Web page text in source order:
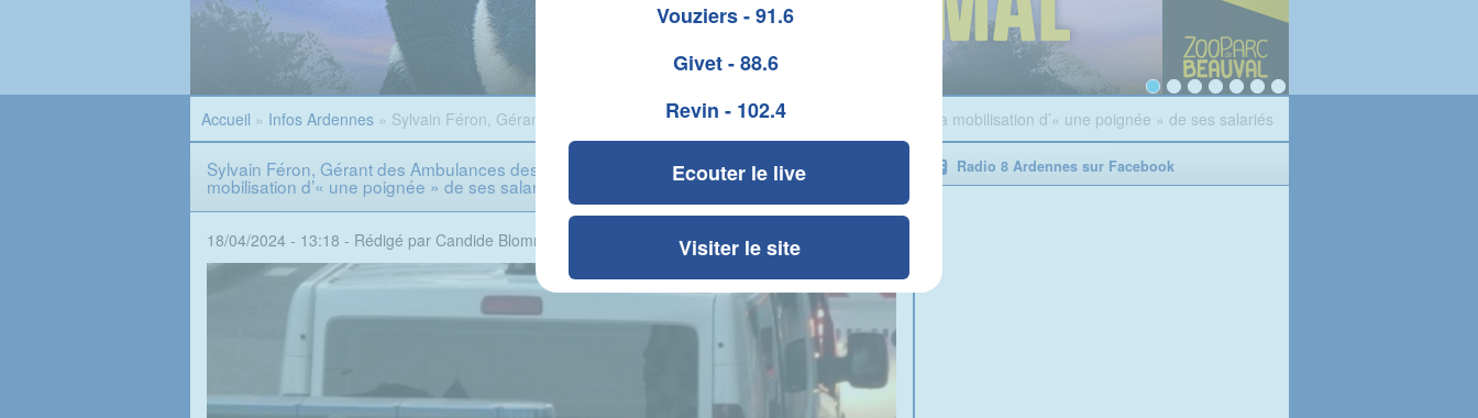
Vouziers - 91.6
Givet - 88.6
Revin - 102.4
Ecouter le live
Visiter le site
Accueil » Infos Ardennes» Sylvain Féron, Gérant des Ambulances des Isles et des Taxis du Lac, réagit à la mobilisation d’« une poignée » de ses salariés
Sylvain Féron, Gérant des Ambulances des Isles et des Taxis du Lac, réagit à la
mobilisation d’« une poignée » de ses salariés
18/04/2024 - 13:18 - Rédigé par Candide Blomme
Radio 8 Ardennes sur Facebook